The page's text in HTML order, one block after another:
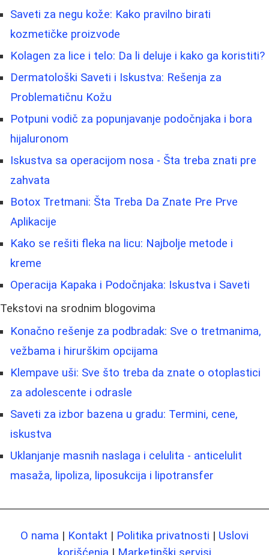
Saveti za negu kože: Kako pravilno birati
kozmetičke proizvode
Kolagen za lice i telo: Da li deluje i kako ga koristiti?
Dermatološki Saveti i Iskustva: Rešenja za
Problematičnu Kožu
Potpuni vodič za popunjavanje podočnjaka i bora
hijaluronom
Iskustva sa operacijom nosa - Šta treba znati pre
zahvata
Botox Tretmani: Šta Treba Da Znate Pre Prve
Aplikacije
Kako se rešiti fleka na licu: Najbolje metode i
kreme
Operacija Kapaka i Podočnjaka: Iskustva i Saveti
Tekstovi na srodnim blogovima
Konačno rešenje za podbradak: Sve o tretmanima,
vežbama i hirurškim opcijama
Klempave uši: Sve što treba da znate o otoplastici
za adolescente i odrasle
Saveti za izbor bazena u gradu: Termini, cene,
iskustva
Uklanjanje masnih naslaga i celulita - anticelulit
masaža, lipoliza, liposukcija i lipotransfer
O nama | Kontakt | Politika privatnosti | Uslovi